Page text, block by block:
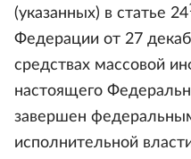
(указанных) в статье 24
Федерации от 27
средствах массовой
настоящего
завершен
исполнительной